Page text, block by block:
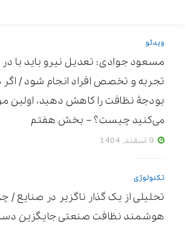
ویدئو
مسعود جوادی: تعدیل نیرو باید با
تجربه و تخصص افراد انجام شود /
بودجۀ نظافت را کاهش دهید، اولین
می‌کنید چیست؟ – بخش هفتم
تکنولوژی
تحلیلی از یک گذار ناگزیر در صنایع /
هوشمند نظافت صنعتی جایگزین